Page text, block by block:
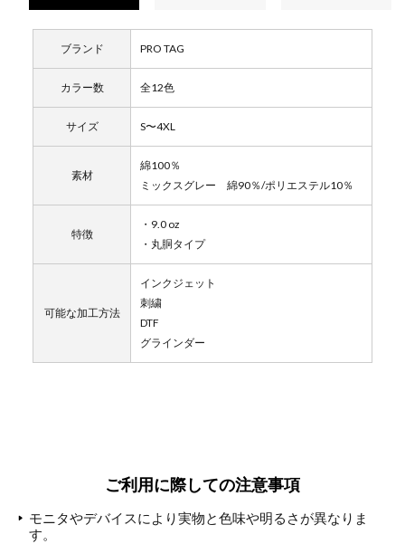
ブランド PRO TAG
カラー数 全12色
サイズ S〜4XL
素材
綿100％
ミックスグレー 綿90％/ポリエステル10％
特徴
・9.0 oz
・丸胴タイプ
可能な加工方法
インクジェット
刺繍
DTF
グラインダー
ご利用に際しての注意事項
モニタやデバイスにより実物と色味や明るさが異なりま
す。